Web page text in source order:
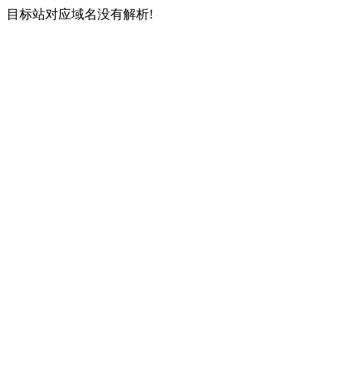
目标站对应域名没有解析!